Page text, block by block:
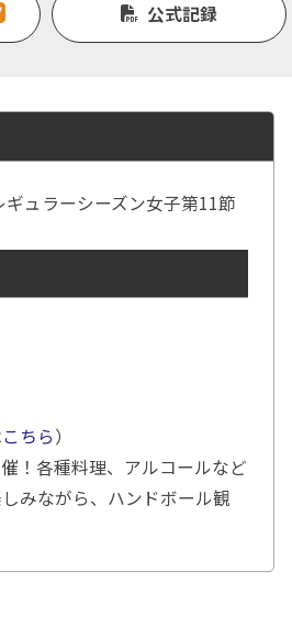
公式記録
ュラーシーズン女子第11節
こちら）
！各種料理、アルコールなど
みながら、ハンドボール観